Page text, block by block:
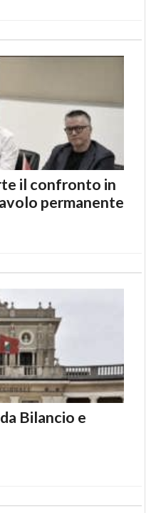
il confronto in
permanente
Bilancio e